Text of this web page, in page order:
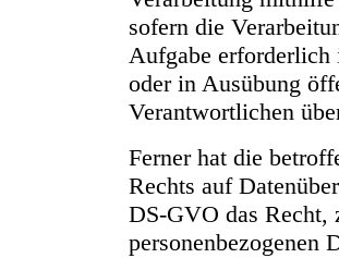
sofern die
Aufgabe
oder in Ausübung
Verantwortlichen
Ferner hat die
Rechts auf
DS-GVO das Recht,
personenbezogenen